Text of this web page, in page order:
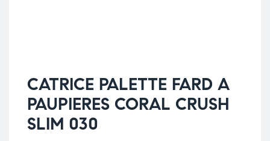
CATRICE PALETTE FARD A
PAUPIERES CORAL CRUSH
SLIM 030